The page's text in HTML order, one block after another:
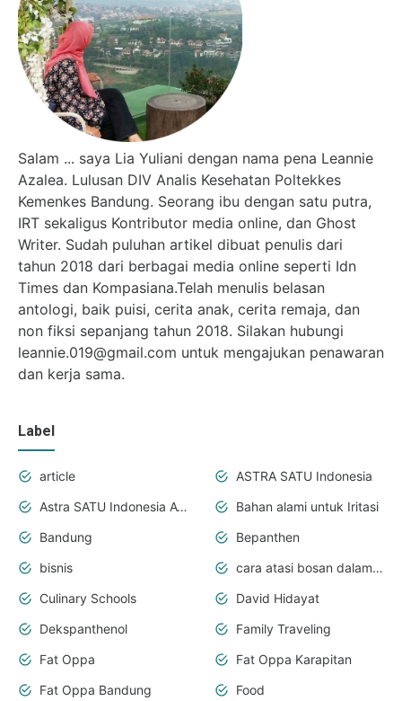
Salam ... saya Lia Yuliani dengan nama pena Leannie
Azalea. Lulusan DIV Analis Kesehatan Poltekkes
Kemenkes Bandung. Seorang ibu dengan satu putra,
IRT sekaligus Kontributor media online, dan Ghost
Writer. Sudah puluhan artikel dibuat penulis dari
tahun 2018 dari berbagai media online seperti Idn
Times dan Kompasiana.Telah menulis belasan
antologi, baik puisi, cerita anak, cerita remaja, dan
non fiksi sepanjang tahun 2018. Silakan hubungi
leannie.019@gmail.com untuk mengajukan penawaran
dan kerja sama.
Label
article
ASTRA SATU Indonesia
Astra SATU Indonesia Awards
Bahan alami untuk Iritasi
Bandung
Bepanthen
bisnis
cara atasi bosan dalam perjalanan
Culinary Schools
David Hidayat
Dekspanthenol
Family Traveling
Fat Oppa
Fat Oppa Karapitan
Fat Oppa Bandung
Food